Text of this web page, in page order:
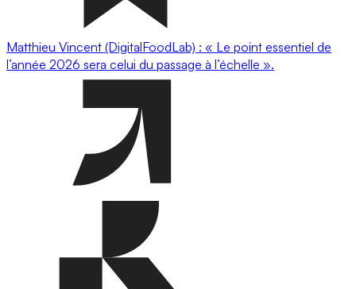
Matthieu Vincent (DigitalFoodLab) : « Le point essentiel de
l’année 2026 sera celui du passage à l’échelle ».